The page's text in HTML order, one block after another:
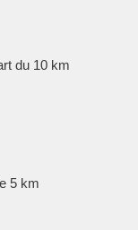
du 10 km
5 km